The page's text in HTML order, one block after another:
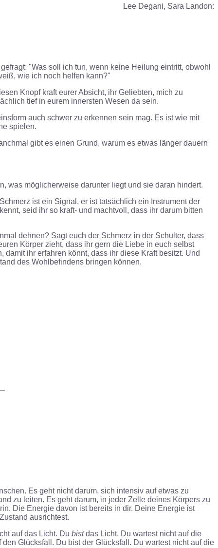
Lee Degani, Sara Landon:
"Was soll ich tun, wenn keine Heilung eintritt, obwohl
wie ich noch helfen kann?"
Knopf kraft eurer Absicht, ihr Geliebten, mich zu
tief in eurem innersten Wesen da sein.
auch schwer zu erkennen sein mag. Es ist wie mit
spielen.
gibt es einen Grund, warum es etwas länger dauern
was möglicherweise darunter liegt und sie daran hindert.
ist ein Signal, er ist tatsächlich ein Instrument der
seid ihr so kraft- und machtvoll, dass ihr darum bitten
dehnen? Sagt euch der Schmerz in der Schulter, dass
Körper zieht, dass ihr gern die Liebe in euch selbst
ihr erfahren könnt, dass ihr diese Kraft besitzt. Und
des Wohlbefindens bringen können.
Es geht nicht darum, sich intensiv auf etwas zu
zu leiten. Es geht darum, in jeder Zelle deines Körpers zu
Die Energie davon ist bereits in dir. Deine Energie ist
ausrichtest.
auf das Licht. Du bistdas Licht. Du wartest nicht auf die
Glücksfall. Du bist der Glücksfall. Du wartest nicht auf die